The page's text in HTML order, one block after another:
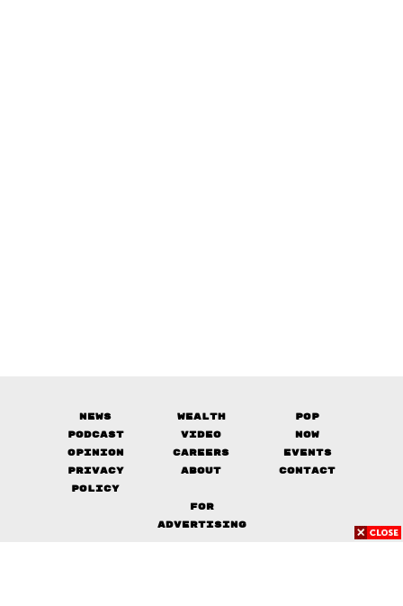
News Wealth
Pop
Podcast
Video
Now
Opinion
Careers
Events
Privacy
Policy
About Contact
FOR
ADVERTISING